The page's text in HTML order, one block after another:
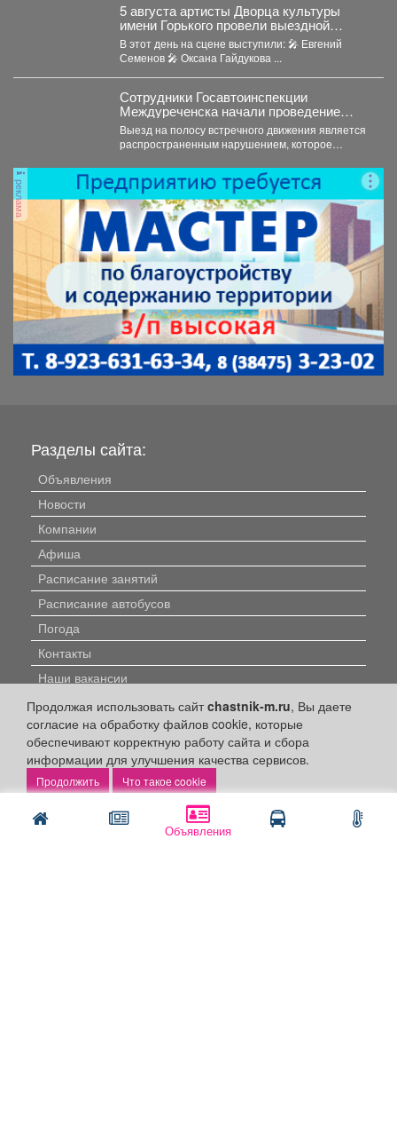
Объявления
5 августа артисты Дворца культуры
имени Горького провели выездной
концерт в реабилитационном центре
«Топаз».
В этот день на сцене выступили: 🎤 Евгений
Семенов 🎤 Оксана Гайдукова ...
Сотрудники Госавтоинспекции
Междуреченска начали проведение
профилактической операции
«Встречная полоса»
Выезд на полосу встречного движения является
распространенным нарушением, которое
транспортного происшествия...
реклама
Продолжая использовать сайтchastnik-m.ru, Вы даете
согласие на обработку файлов cookie, которые
обеспечивают корректную работу сайта и сбора
информации для улучшения качества сервисов.
Что такое cookie
Разделы сайта:
Объявления
Новости
Компании
Афиша
Расписание занятий
Расписание автобусов
Погода
Контакты
Наши вакансии
Быстрые ссылки:
Установить приложение
Личный кабинет
Подать объявление
Подать объявление в газету